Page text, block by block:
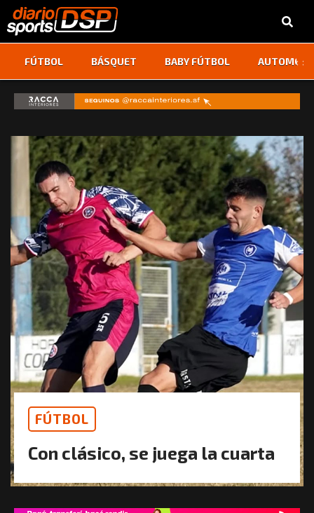
FÚTBOL BÁSQUET BABY FÚTBOL ‹ ›
FÚTBOL
Con clásico, se juega la cuarta